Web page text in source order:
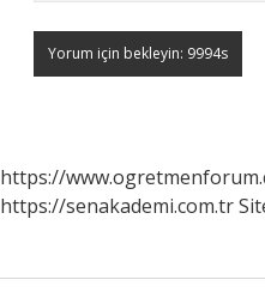
https://
https://senakademi.com.tr